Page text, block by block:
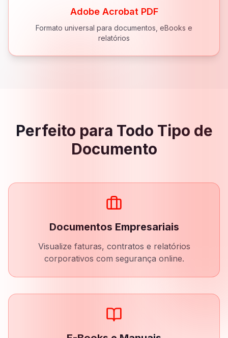
Adobe Acrobat PDF
Formato universal para documentos, eBooks e
relatórios
Perfeito para Todo Tipo de
Documento
Documentos Empresariais
Visualize faturas, contratos e relatórios
corporativos com segurança online.